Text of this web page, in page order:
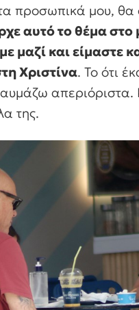
προσωπικά μου,
αυτό το θέμα
μαζί και
Χριστίνα. Το ότι
της.